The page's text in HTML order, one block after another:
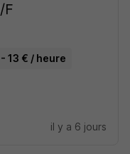
F
13 € / heure
il y a 6 jours